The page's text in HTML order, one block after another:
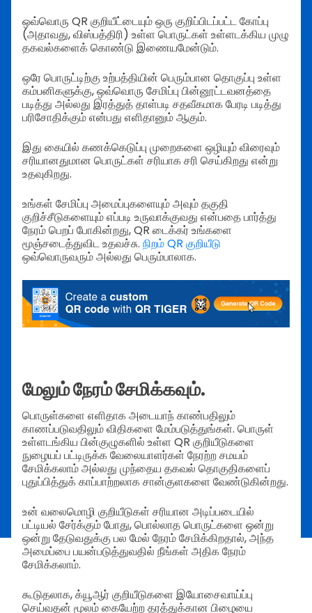
ஒவ்வொரு QR குறியீட்டையும் ஒரு குறிப்பிடப்பட்ட கோப்பு
(அதாவது, விஸ்பத்திரி) உள்ள பொருட்கள் உள்ளடக்கிய முழு
தகவல்களைக் கொண்டு இணையமேன்டும்.
ஒரே பொருட்டிற்கு உற்பத்தியின் பெரும்பான தொகுப்பு உள்ள
கம்பனிகளுக்கு, ஒவ்வொரு சேமிப்பு பின்னூட்டவனத்தை
படித்து அல்லது இரத்துத் தாள்படி சதவீகமாக பேரடி படித்து
பரிசோதிக்கும் என்பது எளிதானும் ஆகும்.
இது கையில் கணக்கெடுப்பு முறைகளை ஒழியும் விரைவும்
சரியானதுமான பொருட்கள் சரியாக சரி செய்கிறது என்று
உதவுகிறது.
உங்கள் சேமிப்பு அமைப்புகளையும் அவும் தகுதி
குறிச்சீடுகளையும் எப்படி உருவாக்குவது என்பதை பார்த்து
நேரம் பெறப் போகின்றது, QR டைக்கர் உங்களை
மூஞ்சடைத்துவிட உதவச்சு. நிறம் QR குறியீடு
ஒவ்வொருவரும் அல்லது பெரும்பாலாக.
மேலும் நேரம் சேமிக்கவும்.
பொருள்களை எளிதாக அடையாந் காண்பதிலும்
காணப்படுவதிலும் விதிகளை மேம்படுத்துங்கள். பொருள்
உள்ளடங்கிய பின்குழுகளில் உள்ள QR குறியீடுகளை
நுழையப் பட்டிருக்க வேலையாளர்கள் நேரற்ற சமயம்
சேமிக்கலாம் அல்லது முந்தைய தகவல் தொகுதிகளைப்
புதுப்பித்துக் காப்பாற்றலாக சான்குளகளை வேண்டுகின்றது.
உன் வலைமொழி குறியீடுகள் சரியான அடிப்படையில்
பட்டியல் சேர்க்கும் போது, பொல்லாத பொருட்களை ஒன்று
ஒன்று தேடுவதுக்கு பல மேல் நேரம் சேமிக்கிறதால், அந்த
அமைப்பை பயன்படுத்துவதில் நீங்கள் அதிக நேரம்
சேமிக்கலாம்.
கூடுதலாக, க்யூஆர் குறியீடுகளை இயோசைவாய்ப்பு
செய்வதன் மூலம் கையேற்ற தரத்துக்கான பிழையை